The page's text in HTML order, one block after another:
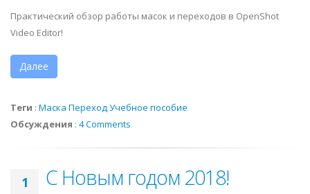
Практический обзор работы масок и переходов в OpenShot
Video Editor!
Далее
Теги : Маска ПереходУчебное пособие
Обсуждения : 4 Comments
1 С Новым годом 2018!